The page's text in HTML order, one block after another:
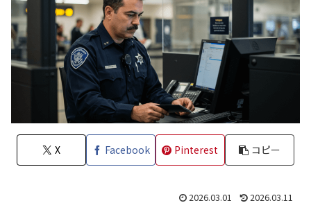
X Facebook Pinterest コピー
2026.03.01 2026.03.11